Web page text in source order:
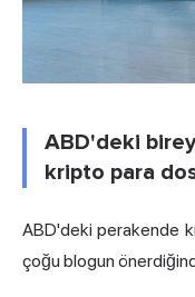
ABD'deki
kripto para
ABD'deki perakende
çoğu blogun